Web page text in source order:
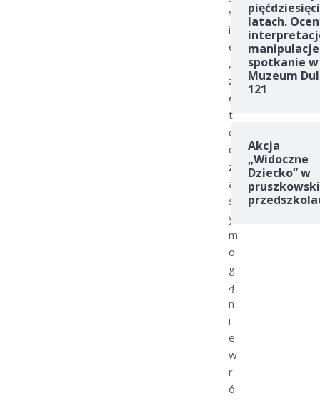
s
i
ę
,
ż
e
t
e
c
z
a
s
y
m
o
g
ą
n
i
e
w
r
ó
latach.
spotkanie w
Muzeum
121
Akcja
„Widoczne
Dziecko” w